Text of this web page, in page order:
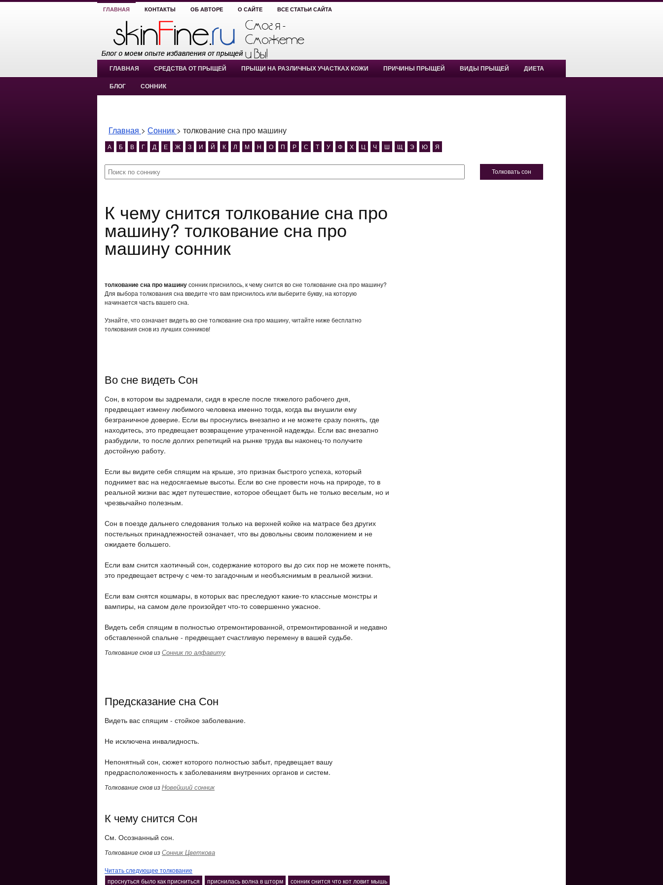
ГЛАВНАЯ КОНТАКТЫ ОБ АВТОРЕ О САЙТЕ ВСЕ СТАТЬИ САЙТА
ГЛАВНАЯ СРЕДСТВА ОТ ПРЫЩЕЙ ПРЫЩИ НА РАЗЛИЧНЫХ УЧАСТКАХ КОЖИ ПРИЧИНЫ ПРЫЩЕЙ ВИДЫ ПРЫЩЕЙ ДИЕТА
БЛОГ СОННИК
Главная > Сонник > толкование сна про машину
А Б В Г Д Е Ж З И Й К Л М Н О П Р С Т У Ф Х Ц Ч Ш Щ Э Ю Я
Толковать сон
К чему снится толкование сна про
машину? толкование сна про
машину сонник
толкование сна про машинусонник приснилось, к чему снится во сне толкование сна про машину?
Для выбора толкования сна введите что вам приснилось или выберите букву, на которую
начинается часть вашего сна.
Узнайте, что означает видеть во сне толкование сна про машину, читайте ниже бесплатно
толкования снов из лучших сонников!
Во сне видеть Сон
Сон, в котором вы задремали, сидя в кресле после тяжелого рабочего дня,
предвещает измену любимого человека именно тогда, когда вы внушили ему
безграничное доверие. Если вы проснулись внезапно и не можете сразу понять, где
находитесь, это предвещает возвращение утраченной надежды. Если вас внезапно
разбудили, то после долгих репетиций на рынке труда вы наконец-то получите
достойную работу.
Если вы видите себя спящим на крыше, это признак быстрого успеха, который
поднимет вас на недосягаемые высоты. Если во сне провести ночь на природе, то в
реальной жизни вас ждет путешествие, которое обещает быть не только веселым, но и
чрезвычайно полезным.
Сон в поезде дальнего следования только на верхней койке на матрасе без других
постельных принадлежностей означает, что вы довольны своим положением и не
ожидаете большего.
Если вам снится хаотичный сон, содержание которого вы до сих пор не можете понять,
это предвещает встречу с чем-то загадочным и необъяснимым в реальной жизни.
Если вам снятся кошмары, в которых вас преследуют какие-то классные монстры и
вампиры, на самом деле произойдет что-то совершенно ужасное.
Видеть себя спящим в полностью отремонтированной, отремонтированной и недавно
обставленной спальне - предвещает счастливую перемену в вашей судьбе.
Толкование снов изСонник по алфавиту
Предсказание сна Сон
Видеть вас спящим - стойкое заболевание.
Не исключена инвалидность.
Непонятный сон, сюжет которого полностью забыт, предвещает вашу
предрасположенность к заболеваниям внутренних органов и систем.
Толкование снов изНовейший сонник
К чему снится Сон
См. Осознанный сон.
Толкование снов изСонник Цветкова
Читать следующее толкование
проснуться было как присниться
приснилась волна в шторм сонник снится что кот ловит мышь